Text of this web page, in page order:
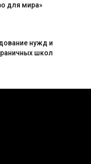
для мира»
нужд и
школ